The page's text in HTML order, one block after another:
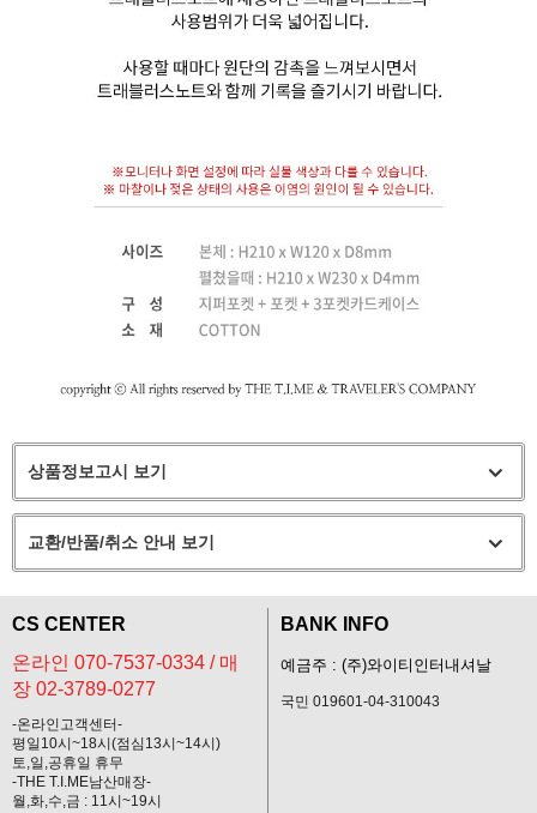
상품정보고시 보기
교환/반품/취소 안내 보기
CS CENTER
온라인 070-7537-0334 / 매
장 02-3789-0277
-온라인고객센터-
평일10시~18시(점심13시~14시)
토,일,공휴일 휴무
-THE T.I.ME남산매장-
월,화,수,금 : 11시~19시
BANK INFO
예금주 : (주)와이티인터내셔날
국민 019601-04-310043